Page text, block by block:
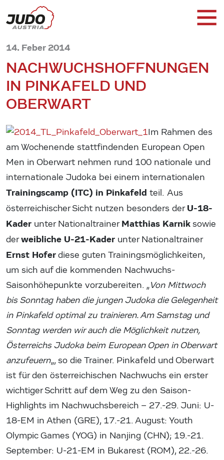
14. Feber 2014
NACHWUCHSHOFFNUNGEN
IN PINKAFELD UND
OBERWART
Im Rahmen des
am Wochenende stattfindenden European Open
Men in Oberwart nehmen rund 100 nationale und
internationale Judoka bei einem internationalen
Trainingscamp (ITC) in Pinkafeld teil. Aus
österreichischer Sicht nutzen besonders derU-18-
Kader unter NationaltrainerMatthias Karniksowie
derweibliche U-21-Kader unter Nationaltrainer
Ernst Hoferdiese guten Trainingsmöglichkeiten,
um sich auf die kommenden Nachwuchs-
Saisonhöhepunkte vorzubereiten. „Von Mittwoch
bis Sonntag haben die jungen Judoka die Gelegenheit
in Pinkafeld optimal zu trainieren. Am Samstag und
Sonntag werden wir auch die Möglichkeit nutzen,
Österreichs Judoka beim European Open in Oberwart
anzufeuern„, so die Trainer. Pinkafeld und Oberwart
ist für den österreichischen Nachwuchs ein erster
wichtiger Schritt auf dem Weg zu den Saison-
Highlights im Nachwuchsbereich – 27.-29. Juni: U-
18-EM in Athen (GRE), 17.-21. August: Youth
Olympic Games (YOG) in Nanjing (CHN); 19.-21.
September: U-21-EM in Bukarest (ROM), 22.-26.